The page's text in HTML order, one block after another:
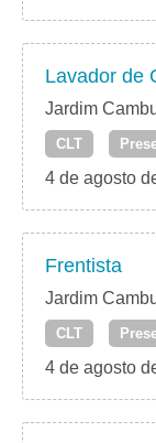
Lavador de
Jardim
CLT
4 de agosto
Frentista
Jardim
CLT
4 de agosto